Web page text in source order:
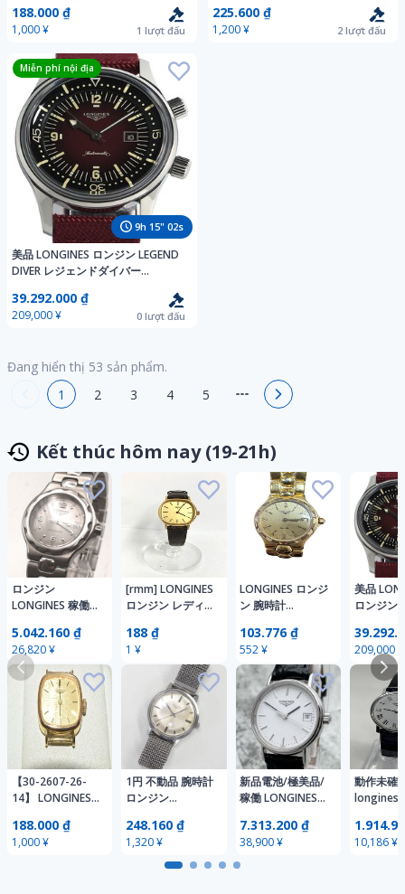
イト 不動 リューズOK
188.000 ₫
1,000 ¥ 1 lượt đấu
225.600 ₫
1,200 ¥ 2 lượt đấu
9h 15" 00s
Miễn phí nội địa
美品 LONGINES ロンジン LEGEND
DIVER レジェンドダイバー
ンズ
39.292.000 ₫
209,000 ¥ 0 lượt đấu
Đang hiển thị 53 sản phẩm.
1
2 3 4 5
Kết thúc hôm nay (19-21h)
ロンジン
LONGINES 稼働品
スト レディース
クォーツ デイト
シルバー文字盤
5733-001
5.042.160 ₫
26,820 ¥
[rmm] LONGINES
ロンジン レディ
4478 手巻き Gold
Electroplated ゴ
ールドカラー 現
状動作品
188 ₫
1 ¥
LONGINES ロンジ
ン 腕時計
コンクエスト
160-SWISS-A023
クォーツ ゴール
ド デイト #ys
#108064
103.776 ₫
552 ¥
美品
ロンジン
ダイバー
動巻き メ
209,000 ¥
【30-2607-26-
14】 LONGINES
アケース ゴール
ドカラー フェイ
188.000 ₫
1,000 ¥
1円 不動品 腕時計
ロンジン
手巻き メンズ 同
梱不可
248.160 ₫
1,320 ¥
新品電池/極美品/
稼働 LONGINES
ック ホワイト文
字盤 L4.220.4 純
正ベルト 純正尾
7.313.200 ₫
38,900 ¥
動作未
longines
ース 手
ティーク
10,186 ¥